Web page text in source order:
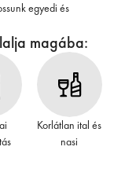
egyedi és
magába:
Korlátlan ital és
nasi